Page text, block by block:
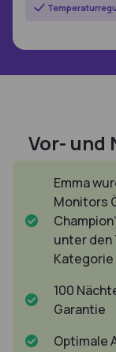
Vor- und
Emma
Monitors
unter den
100
Garantie
Optimale